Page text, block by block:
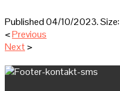
Published04/10/2023. Size:
<Previous
Next>